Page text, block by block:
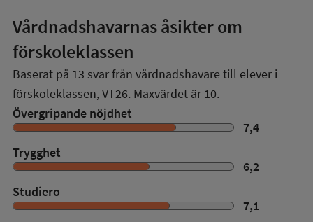
Vårdnadshavarnas åsikter om
förskoleklassen
Baserat på 13 svar från vårdnadshavare till elever i
förskoleklassen,VT26. Maxvärdet är 10.
Övergripande nöjdhet
7,4
Trygghet
6,2
Studiero
7,1